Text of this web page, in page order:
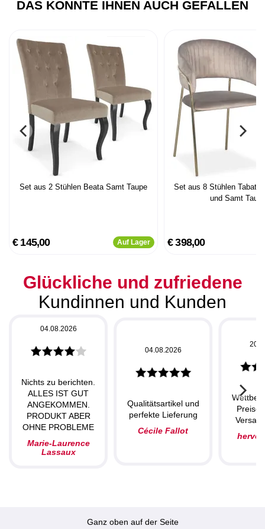
DAS KÖNNTE IHNEN AUCH GEFALLEN
Set aus 2 Stühlen Beata Samt Taupe
€ 145,00 Auf Lager
Set aus 8 Stühlen Tabata
und Samt
€ 398,00
Glückliche und zufriedene
Kundinnen und Kunden
04.08.2026
Nichts zu berichten.
ALLES IST GUT
ANGEKOMMEN.
PRODUKT ABER
OHNE PROBLEME
Marie-Laurence
Lassaux
04.08.2026
Qualitätsartikel und
perfekte Lieferung
Cécile Fallot
herve
Ganz oben auf der Seite